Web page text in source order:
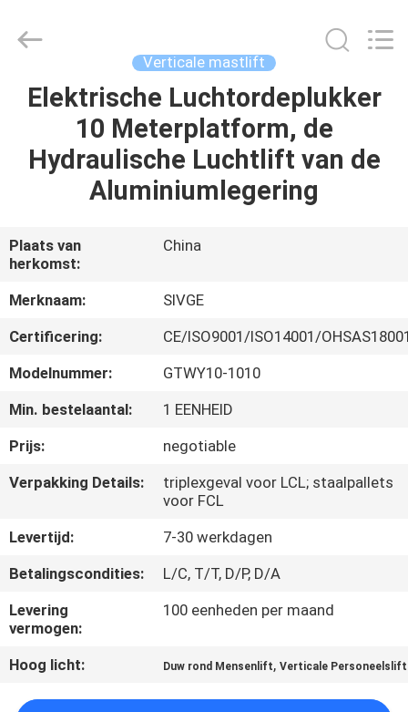
HUIS
PRODUCTEN
ONGEVEER
ONS
FABRIEKSREIS
KWALITEITSCONTROLE
CONTACTEER
VERZOEK
OM EEN
CITAAT
LTD.
Verticale mastlift
Elektrische Luchtordeplukker
10 Meterplatform, de
Hydraulische Luchtlift van de
Aluminiumlegering
Plaats van
herkomst:
China
Merknaam:
SIVGE
Certificering:
CE/ISO9001/ISO14001/
Modelnummer:
GTWY10-1010
Min. bestelaantal:
1 EENHEID
Prijs:
negotiable
Verpakking Details:
triplexgeval voor LCL; staalpallets
voor FCL
Levertijd:
7-30 werkdagen
Betalingscondities:
L/C, T/T, D/P, D/A
Levering
vermogen:
100 eenheden per maand
Hoog licht: Duw rond Mensenlift,Verticale Personeelslift